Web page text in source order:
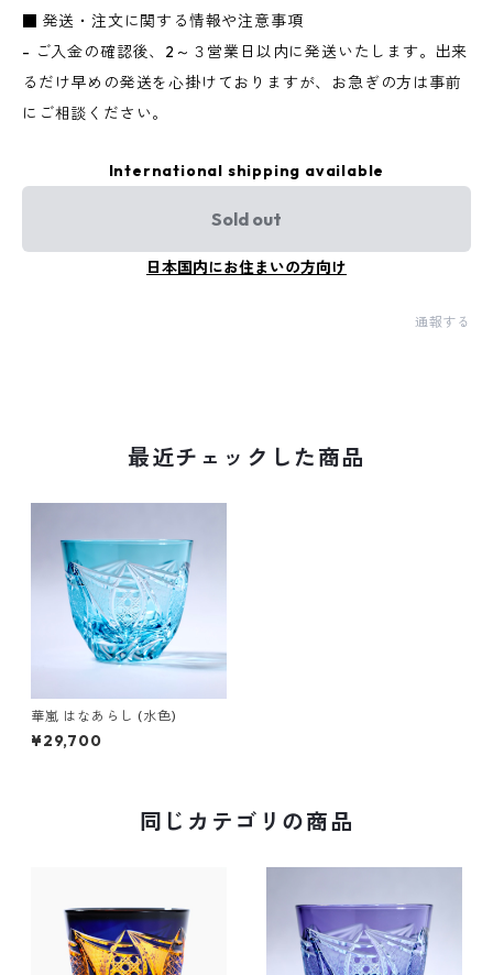
■ 発送・注文に関する情報や注意事項
- ご入金の確認後、2～３営業日以内に発送いたします。出来
るだけ早めの発送を心掛けておりますが、お急ぎの方は事前
にご相談ください。
International shipping available
Sold out
日本国内にお住まいの方向け
通報する
最近チェックした商品
華嵐 はなあらし (水色)
¥29,700
同じカテゴリの商品